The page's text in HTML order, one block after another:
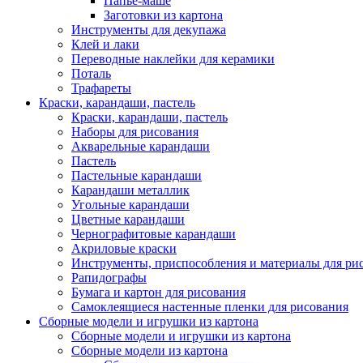
Заготовки из картона
Инструменты для декупажа
Клей и лаки
Переводные наклейки для керамики
Поталь
Трафареты
Краски, карандаши, пастель
Краски, карандаши, пастель
Наборы для рисования
Акварельные карандаши
Пастель
Пастельные карандаши
Карандаши металлик
Угольные карандаши
Цветные карандаши
Чернографитовые карандаши
Акриловые краски
Инструменты, приспособления и материалы для
Рапидографы
Бумага и картон для рисования
Самоклеящиеся настенные пленки для рисования
Сборные модели и игрушки из картона
Сборные модели и игрушки из картона
Сборные модели из картона